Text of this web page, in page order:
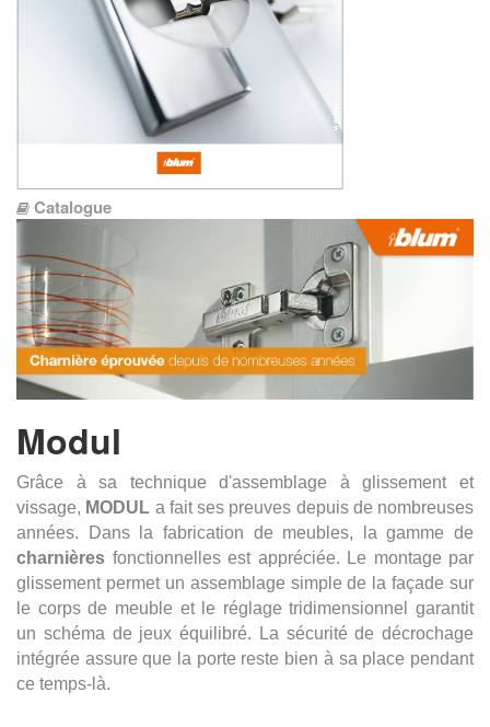
Catalogue
Modul
Grâce à sa technique d'assemblage à glissement et
vissage, MODUL a fait ses preuves depuis de nombreuses
années. Dans la fabrication de meubles, la gamme de
charnières fonctionnelles est appréciée. Le montage par
glissement permet un assemblage simple de la façade sur
le corps de meuble et le réglage tridimensionnel garantit
un schéma de jeux équilibré. La sécurité de décrochage
intégrée assure que la porte reste bien à sa place pendant
ce temps-là.